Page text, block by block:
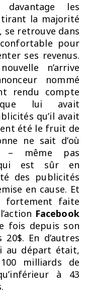
les
la majorité
se retrouve dans
pour
ses revenus.
n’arrive
nommé
rendu compte
lui avait
qu’il avait
été le fruit de
ne sait d’où
– même pas
est sûr en
des publicités
en cause. Et
fortement faite
Facebook
fois depuis son
En d’autres
au départ était,
milliards de
à 43